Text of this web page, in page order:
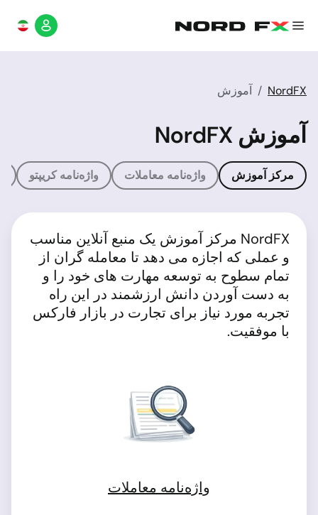
NordFX آموزش
آموزش NordFX
مرکز آموزش واژه‌نامه معاملات واژه‌نامه کریپتو
NordFX مرکز آموزش یک منبع آنلاین مناسب
و عملی که اجازه می دهد تا معامله گران از
تمام سطوح به توسعه مهارت های خود را و
به دست آوردن دانش ارزشمند در این راه
تجربه مورد نیاز برای تجارت در بازار فارکس
با موفقیت.
واژه‌نامه معاملات